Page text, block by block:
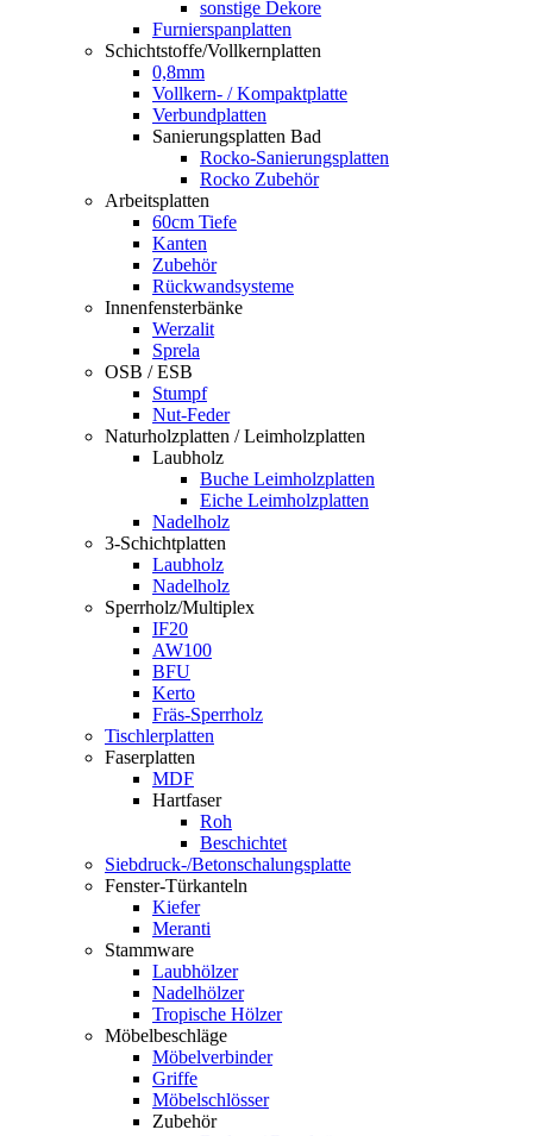
sonstige Dekore
Furnierspanplatten
Schichtstoffe/Vollkernplatten
0,8mm
Vollkern- / Kompaktplatte
Verbundplatten
Sanierungsplatten Bad
Rocko-Sanierungsplatten
Rocko Zubehör
Arbeitsplatten
60cm Tiefe
Kanten
Zubehör
Rückwandsysteme
Innenfensterbänke
Werzalit
Sprela
OSB / ESB
Stumpf
Nut-Feder
Naturholzplatten / Leimholzplatten
Laubholz
Buche Leimholzplatten
Eiche Leimholzplatten
Nadelholz
3-Schichtplatten
Laubholz
Nadelholz
Sperrholz/Multiplex
IF20
AW100
BFU
Kerto
Fräs-Sperrholz
Tischlerplatten
Faserplatten
MDF
Hartfaser
Roh
Beschichtet
Siebdruck-/Betonschalungsplatte
Fenster-Türkanteln
Kiefer
Meranti
Stammware
Laubhölzer
Nadelhölzer
Tropische Hölzer
Möbelbeschläge
Möbelverbinder
Griffe
Möbelschlösser
Zubehör